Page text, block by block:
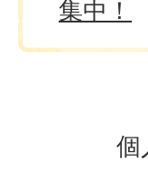
集中！
個